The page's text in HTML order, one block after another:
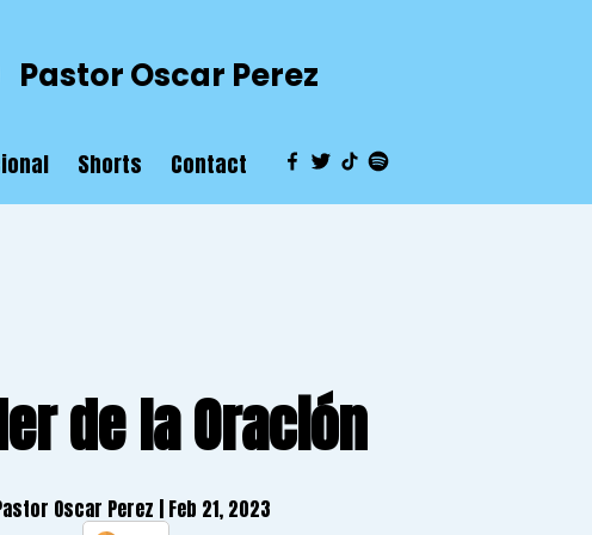
Pastor Oscar Perez
Shorts Contact
de la Oración
Oscar Perez | Feb 21, 2023